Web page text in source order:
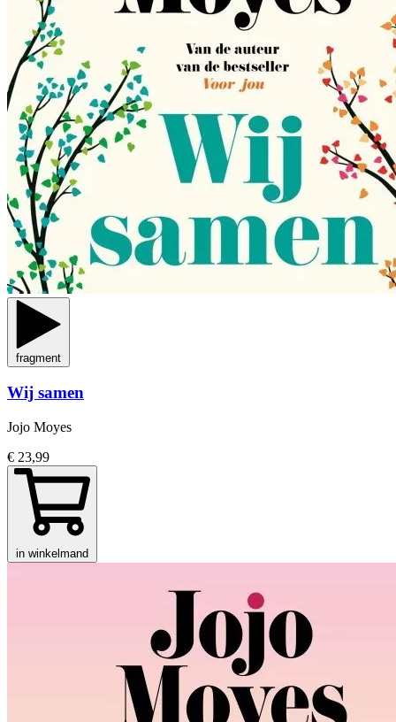
fragment
Wij samen
Jojo Moyes
€ 23,99
in winkelmand